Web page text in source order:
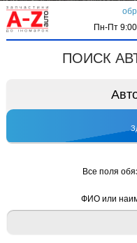
Пн-Пт
О компании
Личный кабинет
Контактная информация
ПОИСК
Все поля
ФИО или